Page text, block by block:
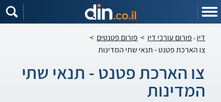
דין פורום עורכי דין > פורום פטנטים >
צו הארכת פטנט - תנאי שתי המדינות
צו הארכת פטנט - תנאי שתי
המדינות